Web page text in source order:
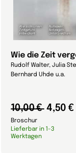
Wie die Zeit
Rudolf Walter, Julia
Bernhard Uhde u.a.
10,00 € 4,50 €
Broschur
Lieferbar in 1-3
Werktagen